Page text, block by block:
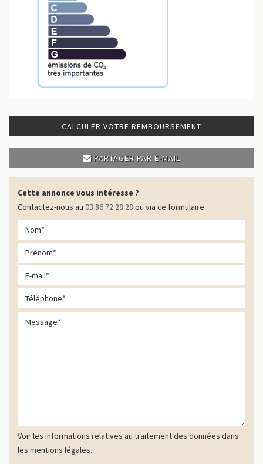
CALCULER VOTRE REMBOURSEMENT
PARTAGER PAR E-MAIL
Cette annonce vous intéresse ?
Contactez-nous au 03 86 72 28 28 ou via ce formulaire :
Voir les informations relatives au traitement des données dans
les mentions légales.